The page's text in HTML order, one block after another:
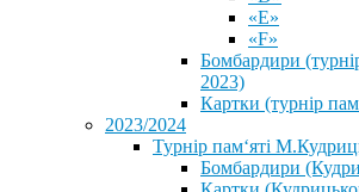
«Е»
«F»
Бомбардири
2023)
Картки (турнір
2023/2024
⁨Турнір пам‘яті
Бомбардири